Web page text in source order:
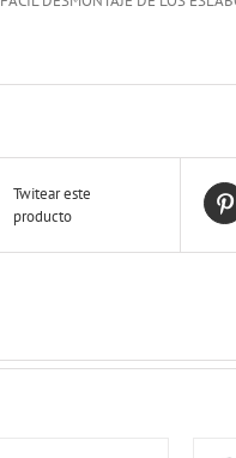
Twitear este
producto